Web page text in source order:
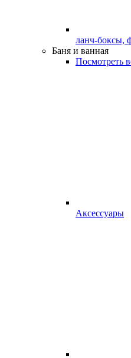
ланч-боксы,
Баня и ванная
Посмотреть
Аксессуары